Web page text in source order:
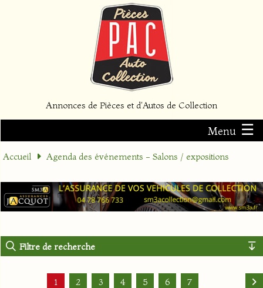
Annonces de Pièces et d'Autos de Collection
Menu ☰
Accueil Agenda des événements - Salons / expositions
Filtre de recherche
1 2 3 4 5 6 7